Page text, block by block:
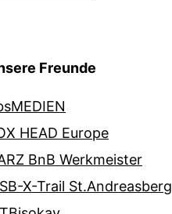
Freunde
HEAD Europe
BnB Werkmeister
X-Trail St.Andreasberg